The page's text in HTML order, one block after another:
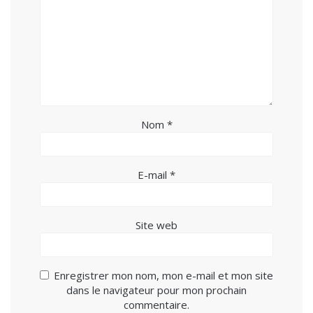
Nom *
E-mail *
Site web
Enregistrer mon nom, mon e-mail et mon site
dans le navigateur pour mon prochain
commentaire.